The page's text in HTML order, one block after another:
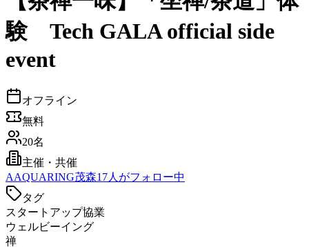
験 Tech GALA official side
event
オフライン
無料
20名
主催・共催
AAQUARING茂森17人がフォロー中
タグ
スタートアップ協業
ウェルビーイング
禅